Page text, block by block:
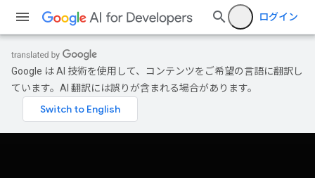
ログイン
Google は AI 技術を使用して、コンテンツをご希望の言語に翻訳し
ています。AI 翻訳には誤りが含まれる場合があります。